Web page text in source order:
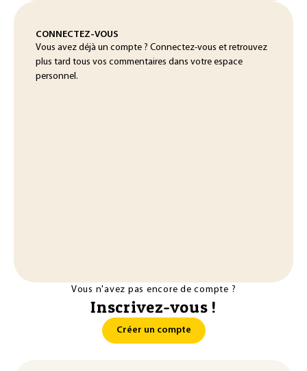
CONNECTEZ-VOUS
Vous avez déjà un compte ? Connectez-vous et retrouvez
plus tard tous vos commentaires dans votre espace
personnel.
Vous n'avez pas encore de compte ?
Inscrivez-vous !
Créer un compte